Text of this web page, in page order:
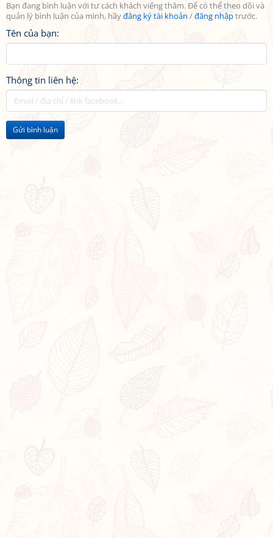
Bạn đang bình luận với tư cách khách viếng thăm. Để có thể theo dõi và
quản lý bình luận của mình, hãyđăng ký tài khoản /đăng nhậptrước.
Tên của bạn:
Thông tin liên hệ:
Gửi bình luận